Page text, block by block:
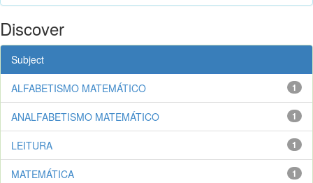
Discover
Subject
1
ALFABETISMO MATEMÁTICO
1
ANALFABETISMO MATEMÁTICO
1
LEITURA
1
MATEMÁTICA